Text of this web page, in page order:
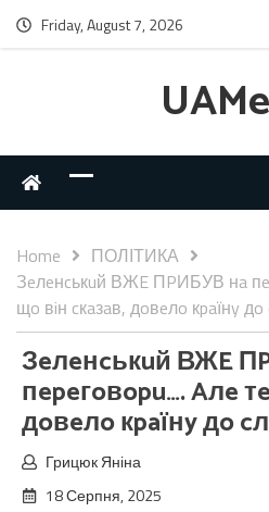
Friday, August 7, 2026
Home
ПОЛІТИКА
Зeлeнcькuй ВЖE ПPИБУВ нa
щo вiн cкaзaв, дoвeлo кpaїнy дo
Зeлeнcькuй ВЖE
пepeгoвopu…. Aлe
дoвeлo кpaїнy дo
Грицюк Яніна
18 Серпня, 2025